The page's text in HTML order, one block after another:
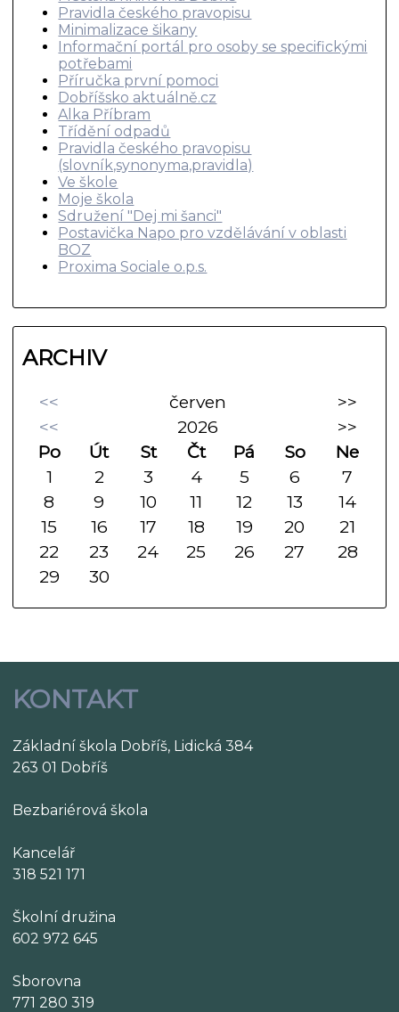
Pravidla českého pravopisu
Minimalizace šikany
Informační portál pro osoby se specifickými
potřebami
Příručka první pomoci
Dobříšsko aktuálně.cz
Alka Příbram
Třídění odpadů
Pravidla českého pravopisu
(slovník,synonyma,pravidla)
Ve škole
Moje škola
Sdružení "Dej mi šanci"
Postavička Napo pro vzdělávání v oblasti
BOZ
Proxima Sociale o.p.s.
ARCHIV
<< červen
>>
<<
2026
>>
Po
Út St Čt Pá So
Ne
1
2 3 4 5 6
7
8
9 10 11 12 13
14
15
16 17 18 19 20
21
22
23 24 25 26 27
28
29
30
KONTAKT
Základní škola Dobříš, Lidická 384
263 01 Dobříš
Bezbariérová škola
Kancelář
318 521 171
Školní družina
602 972 645
Sborovna
771 280 319